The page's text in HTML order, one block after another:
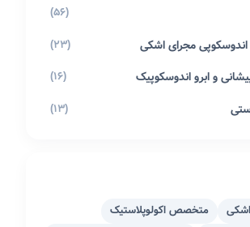
(56)
مجرای اشکی (23)
و ابرو اندوسکوپیک (16)
(13)
متخصص اکولوپلاستیک